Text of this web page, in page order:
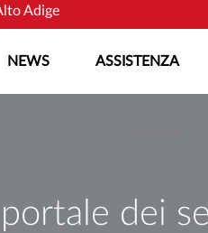
Adige
NEWS ASSISTENZA
portale dei